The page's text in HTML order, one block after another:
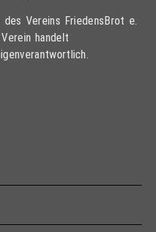
Vereins FriedensBrot e.
handelt